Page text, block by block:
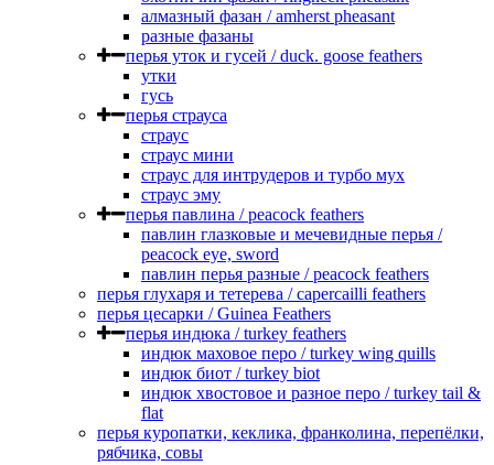
алмазный фазан / amherst pheasant
разные фазаны
перья уток и гусей / duck. goose feathers
утки
гусь
перья страуса
страус
страус мини
страус для интрудеров и турбо мух
страус эму
перья павлина / peacock feathers
павлин глазковые и мечевидные перья /
peacock eye, sword
павлин перья разные / peacock feathers
перья глухаря и тетерева / capercailli feathers
перья цесарки / Guinea Feathers
перья индюка / turkey feathers
индюк маховое перо / turkey wing quills
индюк биот / turkey biot
индюк хвостовое и разное перо / turkey tail &
flat
перья куропатки, кеклика, франколина, перепёлки,
рябчика, совы